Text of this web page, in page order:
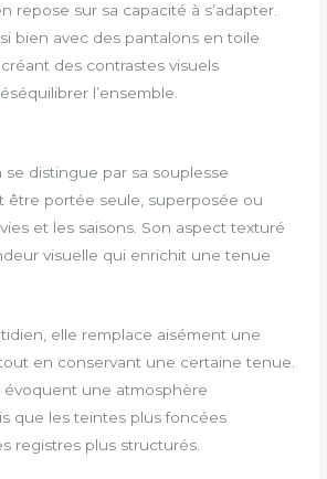
repose sur sa capacité à s’adapter.
bien avec des pantalons en toile
des contrastes visuels
l’ensemble.
se distingue par sa souplesse
être portée seule, superposée ou
et les saisons. Son aspect texturé
visuelle qui enrichit une tenue
elle remplace aisément une
en conservant une certaine tenue.
évoquent une atmosphère
que les teintes plus foncées
registres plus structurés.